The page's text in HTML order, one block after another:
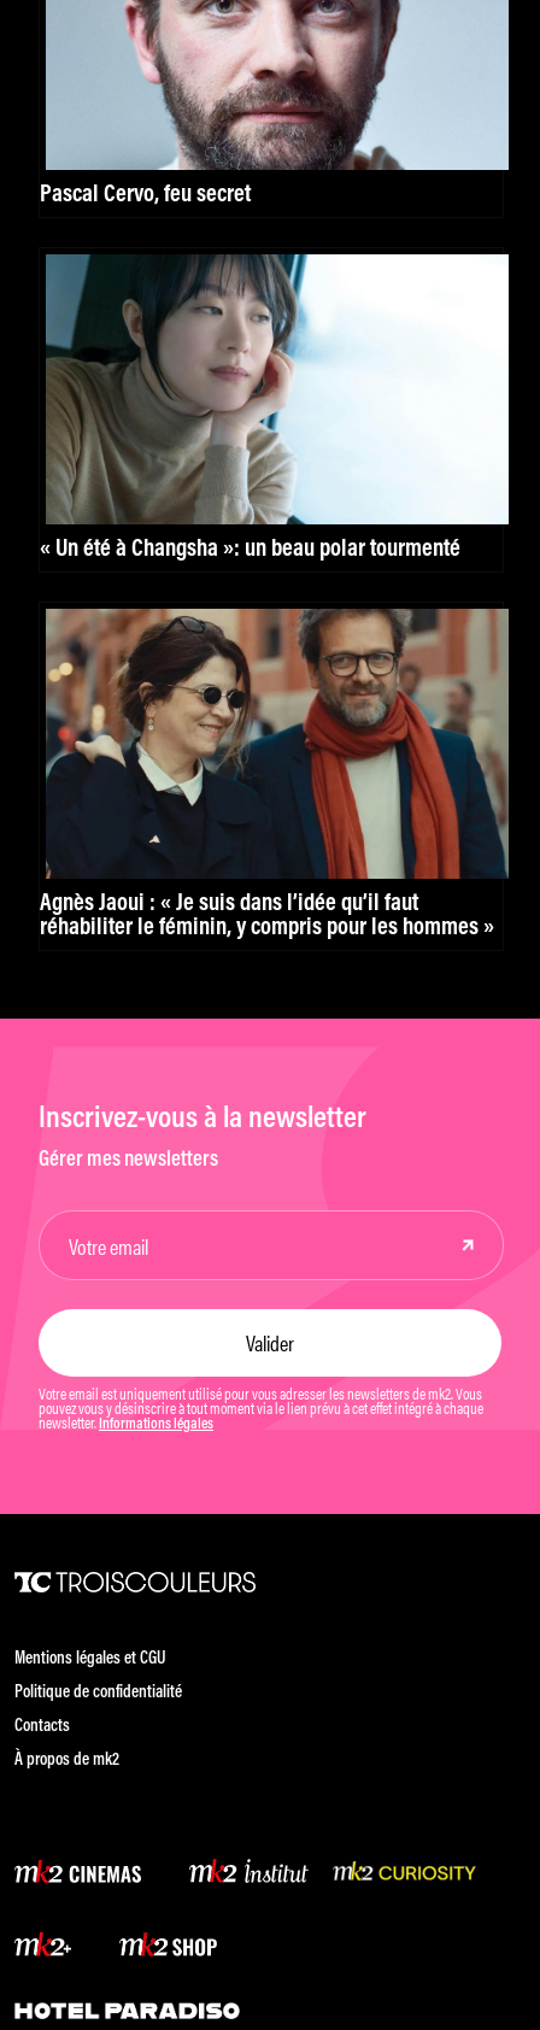
Pascal Cervo, feu secret
« Un été à Changsha »: un beau polar tourmenté
Agnès Jaoui : « Je suis dans l’idée qu’il faut
réhabiliter le féminin, y compris pour les hommes »
Inscrivez-vous à la newsletter
Gérer mes newsletters
Votre email est uniquement utilisé pour vous adresser les newsletters de mk2. Vous
pouvez vous y désinscrire à tout moment via le lien prévu à cet effet intégré à chaque
newsletter. Informations légales
Mentions légales et CGU
Politique de confidentialité
Contacts
À propos de mk2